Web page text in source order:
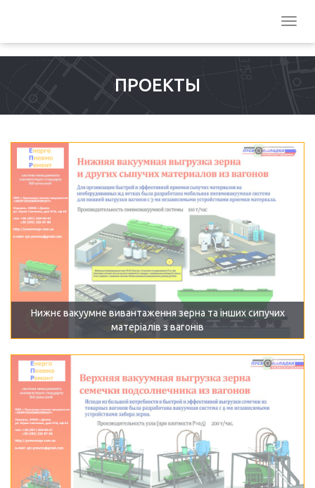
ПРОЕКТЫ
Нижнє вакуумне вивантаження зерна та інших сипучих
матеріалів з вагонів